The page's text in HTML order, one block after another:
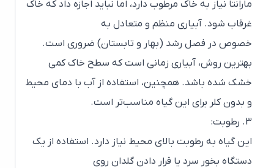
مارانتا نیاز به خاک مرطوب دارد، اما نباید اجازه داد که خاک
غرقاب شود. آبیاری منظم و متعادل به
خصوص در فصل رشد (بهار و تابستان) ضروری است.
بهترین روش، آبیاری زمانی است که سطح خاک کمی
خشک شده باشد. همچنین، استفاده از آب با دمای محیط
و بدون کلر برای این گیاه مناسب‌تر است.
این گیاه به رطوبت بالای محیط نیاز دارد. استفاده از یک
دستگاه بخور سرد یا قرار دادن گلدان روی